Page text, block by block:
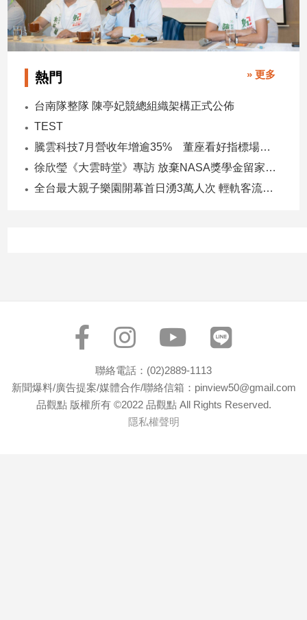
寵
物
Pet
影
音
專
區
合
的
熱門 » 更多
台南隊整隊 陳亭妃競總組織架構正式公佈
TEST
騰雲科技7月營收年增逾35% 董座看好指標場域複製動能
徐欣瑩《大雲時堂》專訪 放棄NASA獎學金留家鄉 主張雙AI治縣讓城市更科技更有愛
全台最大親子樂園開幕首日湧3萬人次 輕軌客流增20倍
聯絡電話：(02)2889-1113
新聞爆料/廣告提案/媒體合作/聯絡信箱：pinview50@gmail.com
品觀點 版權所有 ©2022 品觀點 All Rights Reserved.
隱私權聲明